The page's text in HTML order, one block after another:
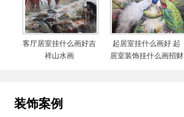
客厅居室挂什么画好吉
祥山水画
起居室挂什么画好 起
居室装饰挂什么画招财
装饰案例